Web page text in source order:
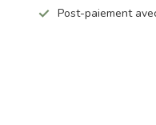
Post-paiement